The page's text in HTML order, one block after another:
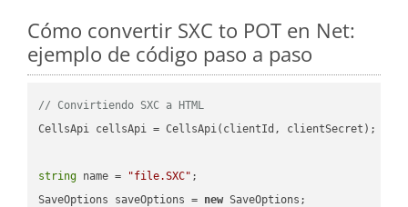
Cómo convertir SXC to POT en Net:
ejemplo de código paso a paso
// Convirtiendo SXC a HTML
CellsApi cellsApi = CellsApi(clientId, clientSecret);
string name = "file.SXC" ;
SaveOptions saveOptions = new SaveOptions;